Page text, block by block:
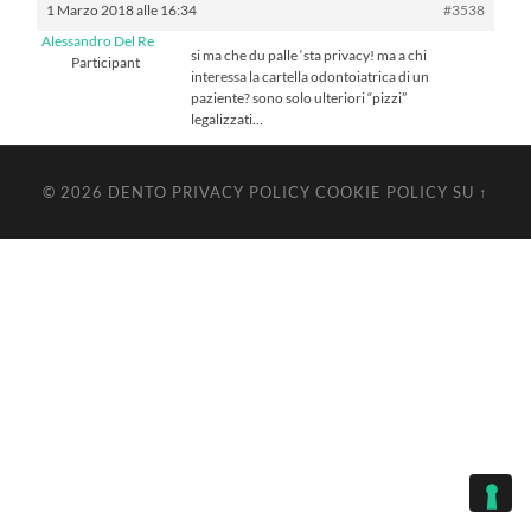
1 Marzo 2018 alle 16:34
#3538
Alessandro Del Re
Participant
si ma che du palle ‘sta privacy! ma a chi
interessa la cartella odontoiatrica di un
paziente? sono solo ulteriori “pizzi”
legalizzati…
© 2026 DENTO PRIVACY POLICY COOKIE POLICY SU ↑